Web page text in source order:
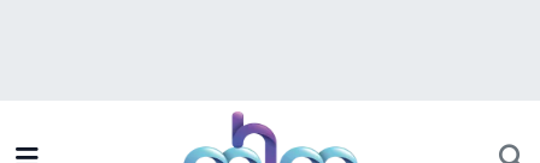
Mersin Trafik Yoğunluk Haritası